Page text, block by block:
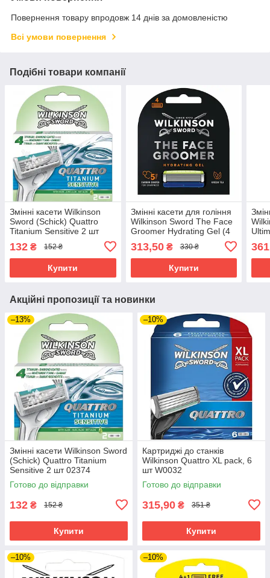
Повернення товару впродовж 14 днів за домовленістю
Всі умови повернення
Подібні товари компанії
Змінні касети Wilkinson
Sword (Schick) Quattro
Titanium Sensitive 2 шт
132 ₴ 152 ₴
Купити
Змінні касети для гоління
Wilkinson Sword The Face
Groomer Hydrating Gel (4
313,50₴ 330 ₴
Купити
Акційні пропозиції та новинки
–13%
Змінні касети Wilkinson Sword
(Schick) Quattro Titanium
Sensitive 2 шт 02374
Готово до відправки
132 ₴ 152 ₴
Купити
–10%
Картриджі до станків
Wilkinson Quattro XL pack, 6
шт W0032
Готово до відправки
315,90 ₴ 351 ₴
Купити
–10% –10%